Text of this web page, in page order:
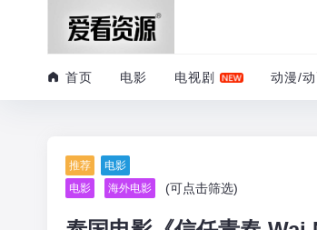
首页 电影 电视剧 动漫/
推荐
电影
电影
海外电影 (可点击筛选)